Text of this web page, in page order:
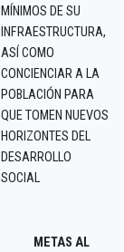
MÍNIMOS DE SU
INFRAESTRUCTURA,
ASÍ COMO
CONCIENCIAR A LA
POBLACIÓN PARA
QUE TOMEN NUEVOS
HORIZONTES DEL
DESARROLLO
SOCIAL
METAS AL